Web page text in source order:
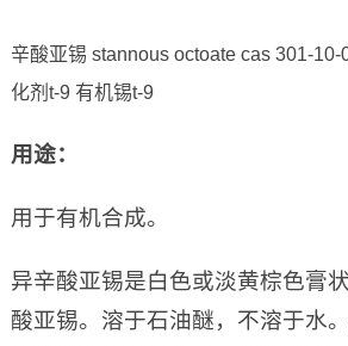
辛酸亚锡 stannous octoate cas 301-10-
化剂t-9 有机锡t-9
用途：
用于有机合成。
异辛酸亚锡是白色或淡黄棕色膏
酸亚锡。溶于石油醚，不溶于水